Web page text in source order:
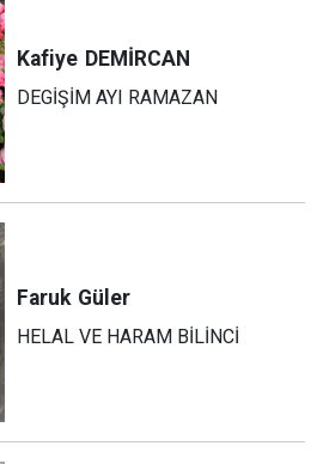
Kafiye DEMİRCAN
DEGİŞİM AYI RAMAZAN
Faruk Güler
HELAL VE HARAM BİLİNCİ